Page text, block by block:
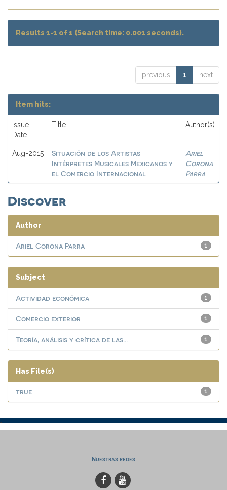
Results 1-1 of 1 (Search time: 0.001 seconds).
previous 1 next
Item hits:
Issue
Date
Title Author(s)
Aug-2015
Situación de los Artistas
Intérpretes Musicales Mexicanos y
el Comercio Internacional
Ariel
Corona
Parra
Discover
Author
1
Ariel Corona Parra
Subject
1
Actividad económica
1
Comercio exterior
1
Teoría, análisis y crítica de las...
Has File(s)
1
true
Nuestras redes